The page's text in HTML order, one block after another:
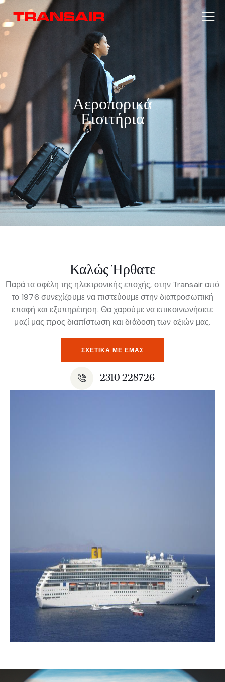
Αεροπορικά
Εισιτήρια
Καλώς Ήρθατε
Παρά τα οφέλη της ηλεκτρονικής εποχής, στην Transair από
το 1976 συνεχίζουμε να πιστεύουμε στην διαπροσωπική
επαφή και εξυπηρέτηση. Θα χαρούμε να επικοινωνήσετε
μαζί μας προς διαπίστωση και διάδοση των αξιών μας.
ΣΧΕΤΙΚΆ ΜΕ ΕΜΆΣ
2310 228726